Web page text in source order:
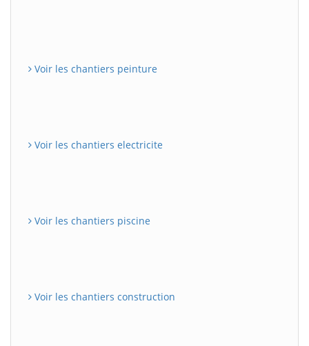
Voir les chantiers peinture
Voir les chantiers electricite
Voir les chantiers piscine
Voir les chantiers construction